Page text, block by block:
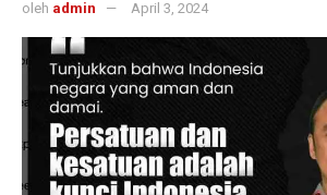
oleh admin April 3, 2024